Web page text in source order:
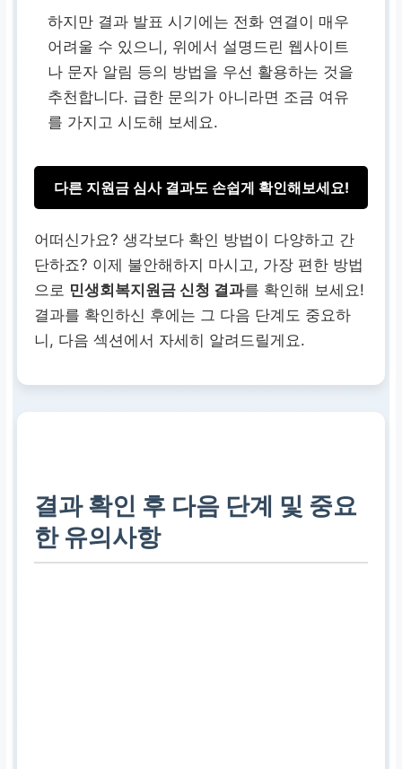
하지만 결과 발표 시기에는 전화 연결이 매우
어려울 수 있으니, 위에서 설명드린 웹사이트
나 문자 알림 등의 방법을 우선 활용하는 것을
추천합니다. 급한 문의가 아니라면 조금 여유
를 가지고 시도해 보세요.
다른 지원금 심사 결과도 손쉽게 확인해보세요!
어떠신가요? 생각보다 확인 방법이 다양하고 간
단하죠? 이제 불안해하지 마시고, 가장 편한 방법
으로 민생회복지원금 신청 결과를 확인해 보세요!
결과를 확인하신 후에는 그 다음 단계도 중요하
니, 다음 섹션에서 자세히 알려드릴게요.
결과 확인 후 다음 단계 및 중요
한 유의사항